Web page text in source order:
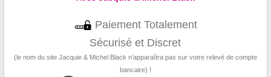
Paiement Totalement
Sécurisé et Discret
(le nom du site Jacquie & Michel Black n’apparaîtra pas sur votre relevé de compte
bancaire) !